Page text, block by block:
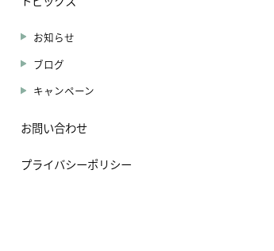
お知らせ
ブログ
キャンペーン
お問い合わせ
プライバシーポリシー